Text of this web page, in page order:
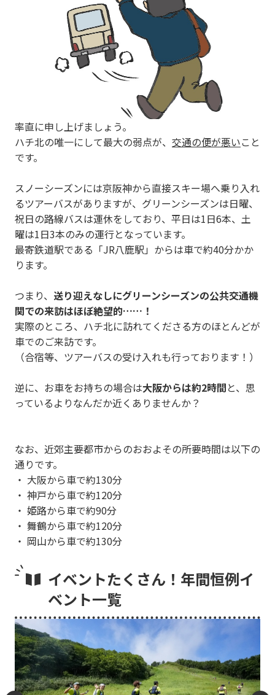
率直に申し上げましょう。
ハチ北の唯一にして最大の弱点が、 交通の便が悪いこと
です。
スノーシーズンには京阪神から直接スキー場へ乗り入れ
るツアーバスがありますが、グリーンシーズンは日曜、
祝日の路線バスは運休をしており、平日は1日6本、土
曜は1日3本のみの運行となっています。
最寄鉄道駅である「JR八鹿駅」からは車で約40分かか
ります。
つまり、 送り迎えなしにグリーンシーズンの公共交通機
関での来訪はほぼ絶望的……！
実際のところ、ハチ北に訪れてくださる方のほとんどが
車でのご来訪です。
（合宿等、ツアーバスの受け入れも行っております！）
逆に、お車をお持ちの場合は大阪からは約2時間と、思
っているよりなんだか近くありませんか？
なお、近郊主要都市からのおおよその所要時間は以下の
通りです。
・ 大阪から車で約130分
・ 神戸から車で約120分
・ 姫路から車で約90分
・ 舞鶴から車で約120分
・ 岡山から車で約130分
イベントたくさん！年間恒例イ
ベント一覧